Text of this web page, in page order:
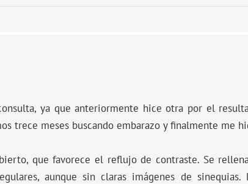
ya que anteriormente hice otra por el
trece meses buscando embarazo y finalmente me
que favorece el reflujo de contraste. Se
aunque sin claras imágenes de sinequias.